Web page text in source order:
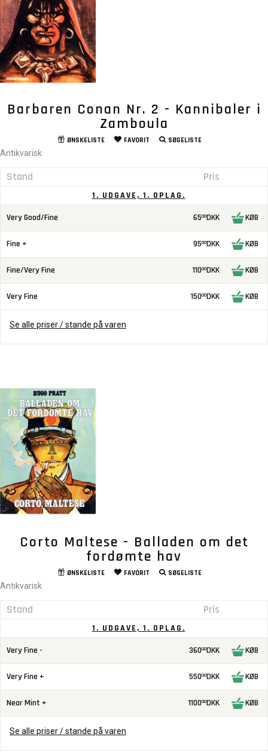
Barbaren Conan Nr. 2 - Kannibaler i
Zamboula
ØNSKELISTE FAVORIT SØGELISTE
Antikvarisk
Stand Pris
1. UDGAVE, 1. OPLAG.
Very Good/Fine 6500DKK KØB
Fine + 9500DKK KØB
Fine/Very Fine 11000DKK KØB
Very Fine 15000DKK KØB
Se alle priser / stande på varen
Corto Maltese - Balladen om det
fordømte hav
ØNSKELISTE FAVORIT SØGELISTE
Antikvarisk
Stand Pris
1. UDGAVE, 1. OPLAG.
Very Fine - 36000DKK KØB
Very Fine + 55000DKK KØB
Near Mint + 110000DKK KØB
Se alle priser / stande på varen